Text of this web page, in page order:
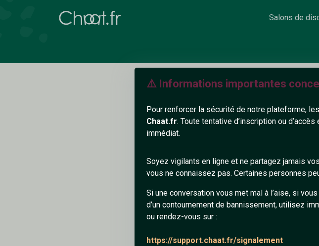
⚠️ Informations importantes
Pour renforcer la sécurité de notre plateforme, les
Chaat.fr. Toute tentative d’inscription ou
immédiat.
Soyez vigilants en ligne et ne partagez jamais
vous ne connaissez pas. Certaines personnes
Si une conversation vous met mal à l’aise, si
d’un contournement de bannissement, utilisez
ou rendez-vous sur :
https://support.chaat.fr/signalement
Salons de
Jess86
0 ans Non
Tchatter
Le profil n'a pas encore de commentaire.